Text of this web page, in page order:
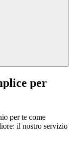
per
per te come
il nostro servizio